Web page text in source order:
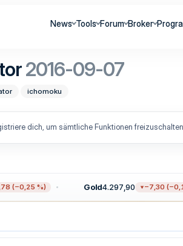
News Tools Forum Broker
2016-09-07
ichomoku
dich, um sämtliche Funktionen
(−0,25 %) Gold4.297,90 −7,30 (−0,17